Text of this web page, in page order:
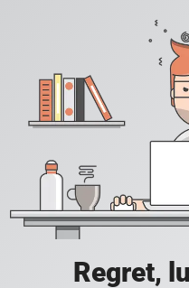
Regret,